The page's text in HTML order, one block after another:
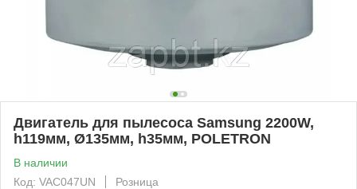
Двигатель для пылесоса Samsung 2200W,
h119мм, Ø135мм, h35мм, POLETRON
В наличии
Код: VAC047UN
Розница